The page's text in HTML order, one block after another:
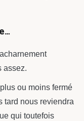
assez.
ou moins fermé
tard nous reviendra
qui toutefois